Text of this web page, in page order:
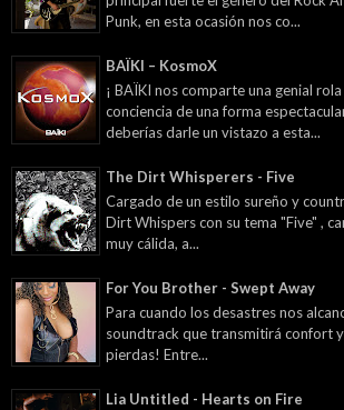
Punk, en esta ocasión nos co...
BAÏKI – KosmoX
¡ BAÏKI nos comparte una genial
conciencia de una forma
deberías darle un vistazo a esta...
The Dirt Whisperers - Five
Cargado de un estilo sureño y
Dirt Whispers con su tema "Five" ,
muy cálida, a...
For You Brother - Swept Away
Para cuando los desastres nos
soundtrack que transmitirá confort
pierdas! Entre...
Lia Untitled - Hearts on Fire